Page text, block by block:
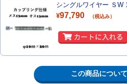
シングルワイヤー ＳW
¥97,790 （税込み）
この商品につい